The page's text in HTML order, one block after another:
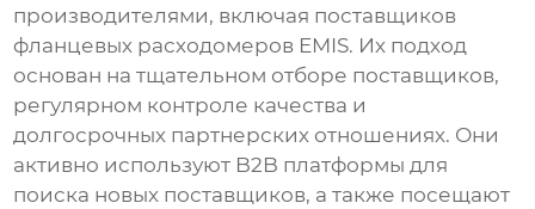
производителями, включая поставщиков
фланцевых расходомеров EMIS. Их подход
основан на тщательном отборе поставщиков,
регулярном контроле качества и
долгосрочных партнерских отношениях. Они
активно используют B2B платформы для
поиска новых поставщиков, а также посещают